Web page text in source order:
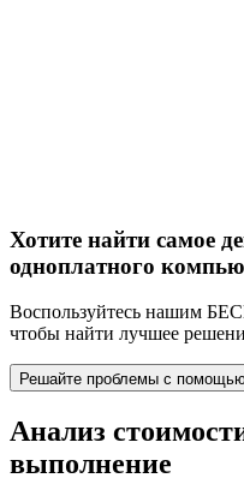
Хотите найти самое
одноплатного
Воспользуйтесь нашим
чтобы найти лучшее
Решайте проблемы с помощью
Анализ
выполнение